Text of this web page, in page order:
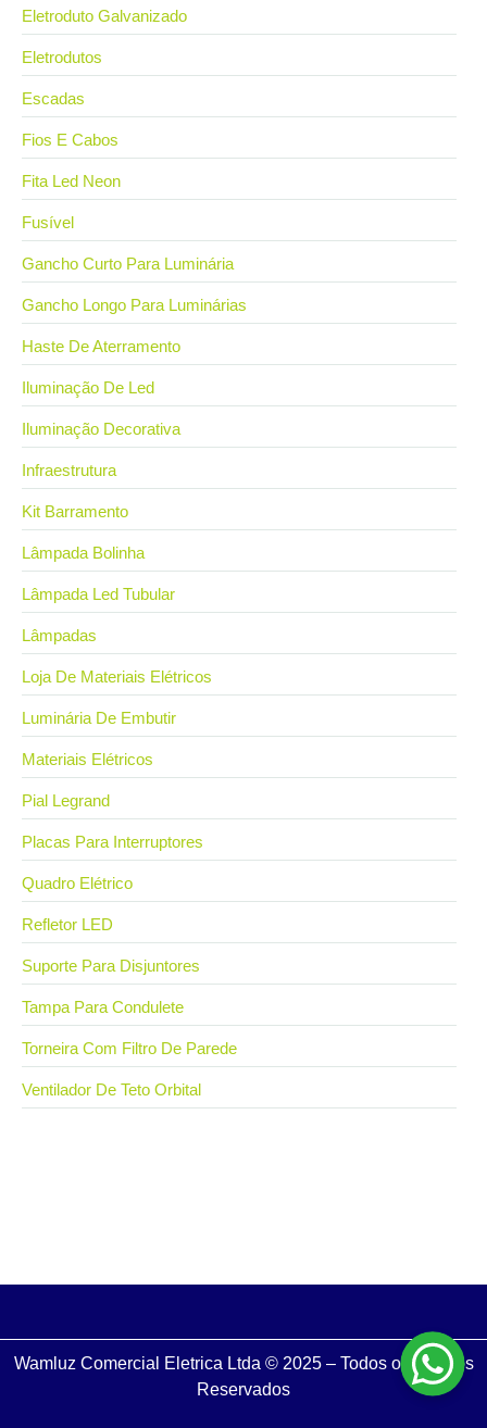
Eletroduto Galvanizado
Eletrodutos
Escadas
Fios E Cabos
Fita Led Neon
Fusível
Gancho Curto Para Luminária
Gancho Longo Para Luminárias
Haste De Aterramento
Iluminação De Led
Iluminação Decorativa
Infraestrutura
Kit Barramento
Lâmpada Bolinha
Lâmpada Led Tubular
Lâmpadas
Loja De Materiais Elétricos
Luminária De Embutir
Materiais Elétricos
Pial Legrand
Placas Para Interruptores
Quadro Elétrico
Refletor LED
Suporte Para Disjuntores
Tampa Para Condulete
Torneira Com Filtro De Parede
Ventilador De Teto Orbital
Wamluz Comercial Eletrica Ltda © 2025 – Todos os Direitos
Reservados